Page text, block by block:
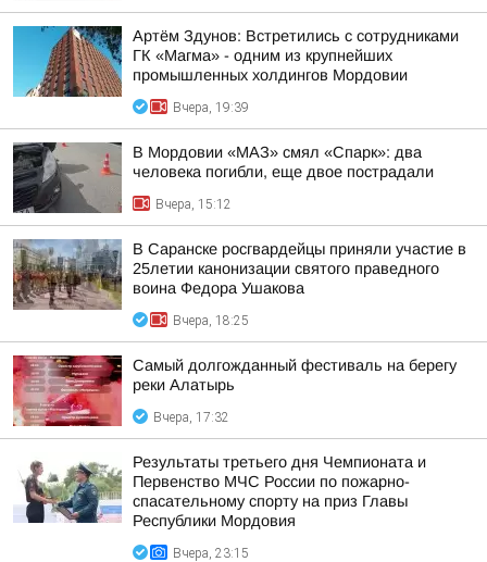
Артём Здунов: Встретились с сотрудниками
ГК «Магма» - одним из крупнейших
промышленных холдингов Мордовии
Вчера, 19:39
В Мордовии «МАЗ» смял «Спарк»: два
человека погибли, еще двое пострадали
Вчера, 15:12
В Саранске росгвардейцы приняли участие в
25летии канонизации святого праведного
воина Федора Ушакова
Вчера, 18:25
Самый долгожданный фестиваль на берегу
реки Алатырь
Вчера, 17:32
Результаты третьего дня Чемпионата и
Первенство МЧС России по пожарно-
спасательному спорту на приз Главы
Республики Мордовия
Вчера, 23:15